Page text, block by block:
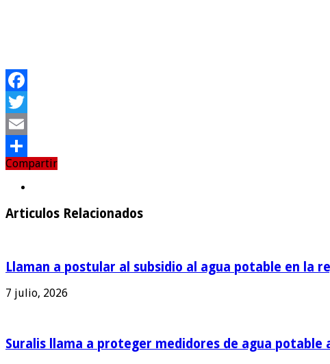
Facebook
Twitter
Email
Compartir
Compartir
Articulos Relacionados
Llaman a postular al subsidio al agua potable en la
7 julio, 2026
Suralis llama a proteger medidores de agua potable